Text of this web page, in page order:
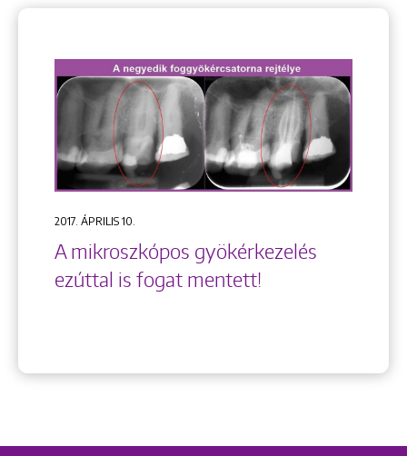
2017. ÁPRILIS 10.
A mikroszkópos gyökérkezelés
ezúttal is fogat mentett!